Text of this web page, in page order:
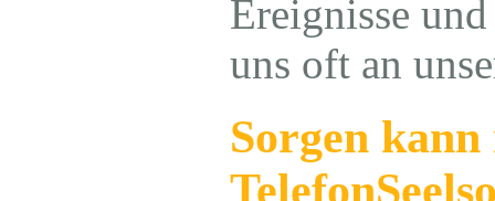
Ereignisse
uns oft an
Sorgen